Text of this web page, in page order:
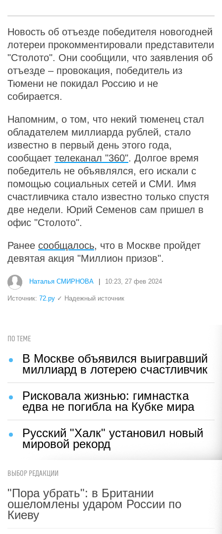
Новость об отъезде победителя новогодней
лотереи прокомментировали представители
"Столото". Они сообщили, что заявления об
отъезде – провокация, победитель из
Тюмени не покидал Россию и не
собирается.
Напомним, о том, что некий тюменец стал
обладателем миллиарда рублей, стало
известно в первый день этого года,
сообщает телеканал "360". Долгое время
победитель не объявлялся, его искали с
помощью социальных сетей и СМИ. Имя
счастливчика стало известно только спустя
две недели. Юрий Семенов сам пришел в
офис "Столото".
Ранее сообщалось, что в Москве пройдет
девятая акция "Миллион призов".
Наталья СМИРНОВА 10:23, 27 фев 2024
Источник: 72.ру ✓ Надежный источник
ПО ТЕМЕ
В Москве объявился выигравший
миллиард в лотерею счастливчик
Рисковала жизнью: гимнастка
едва не погибла на Кубке мира
Русский "Халк" установил новый
мировой рекорд
ВЫБОР РЕДАКЦИИ
"Пора убрать": в Британии
ошеломлены ударом России по
Киеву